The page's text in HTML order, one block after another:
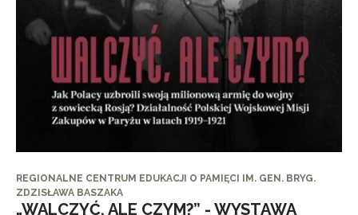
REGIONALNE CENTRUM EDUKACJI O PAMIĘCI IM. GEN. BRYG.
ZDZISŁAWA BASZAKA
„WALCZYĆ, ALE CZYM?” - WYSTAWA